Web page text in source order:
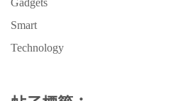
Gadgets
Smart
Technology